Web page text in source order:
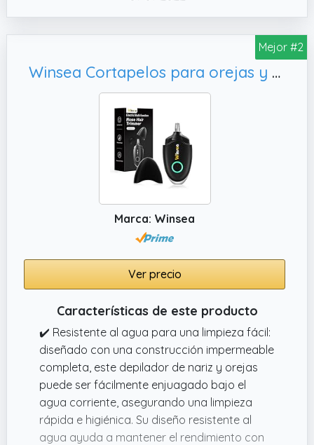
diseñada para perfilar el vello de cejas, nariz
y orejas
Mejor #2
Winsea Cortapelos para orejas y nariz para hombres y mujeres - Cortapelos de viaje, diseño
Marca: Winsea
Ver precio
Características de este producto
✔️ Resistente al agua para una limpieza fácil:
diseñado con una construcción impermeable
completa, este depilador de nariz y orejas
puede ser fácilmente enjuagado bajo el
agua corriente, asegurando una limpieza
rápida e higiénica. Su diseño resistente al
agua ayuda a mantener el rendimiento con